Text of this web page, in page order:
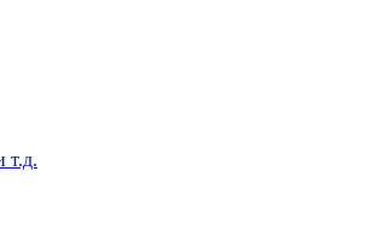
т.д.